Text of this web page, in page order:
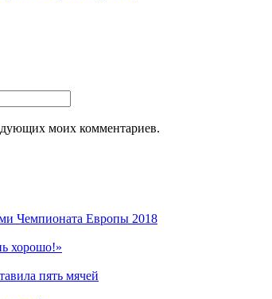
моих комментариев.
Чемпионата Европы 2018
хорошо!»
пять мячей